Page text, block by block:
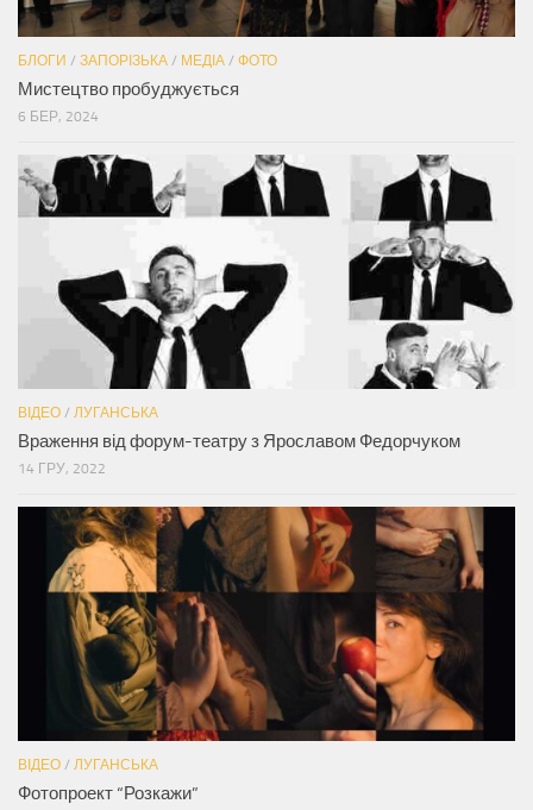
БЛОГИ / ЗАПОРІЗЬКА / МЕДІА / ФОТО
Мистецтво пробуджується
6 БЕР, 2024
ВІДЕО / ЛУГАНСЬКА
Враження від форум-театру з Ярославом Федорчуком
14 ГРУ, 2022
ВІДЕО / ЛУГАНСЬКА
Фотопроект “Розкажи”